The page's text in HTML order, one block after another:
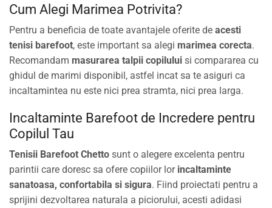
Cum Alegi Marimea Potrivita?
Pentru a beneficia de toate avantajele oferite de acesti
tenisi barefoot, este important sa alegi marimea corecta.
Recomandam masurarea talpii copilului si compararea cu
ghidul de marimi disponibil, astfel incat sa te asiguri ca
incaltamintea nu este nici prea stramta, nici prea larga.
Incaltaminte Barefoot de Incredere pentru
Copilul Tau
Tenisii Barefoot Chetto sunt o alegere excelenta pentru
parintii care doresc sa ofere copiilor lor incaltaminte
sanatoasa, confortabila si sigura. Fiind proiectati pentru a
sprijini dezvoltarea naturala a piciorului, acesti adidasi